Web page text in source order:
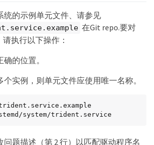
统的示例单元文件、请参见
在Git repo.要对
执行以下操作：
的位置。
实例，则单元文件应使用唯一名称。
system/trident.service
问题描述（第 2 行）以匹配驱动程序名